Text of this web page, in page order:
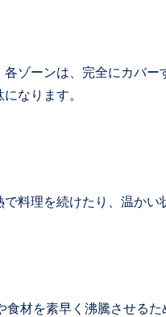
ゾーンは、完全にカバ
なります。
料理を続けたり、温かい
材を素早く沸騰させる